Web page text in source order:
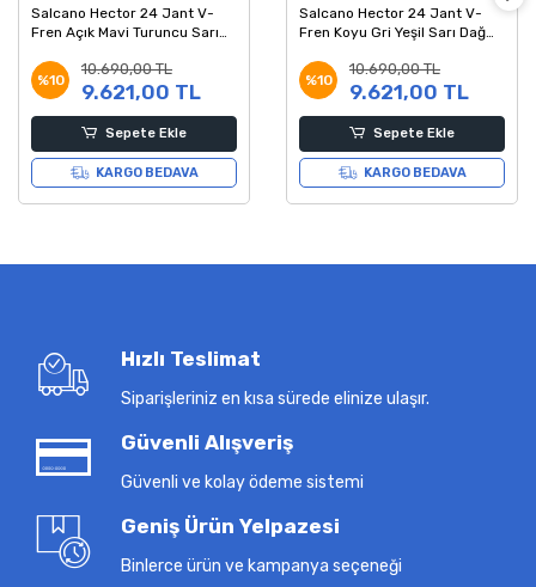
Salcano Hector 24 Jant V-
Fren Açık Mavi Turuncu Sarı
%10
10.690,00 TL
9.621,00 TL
Sepete Ekle
KARGO BEDAVA
Salcano Hector 24 Jant V-
Fren Koyu Gri Yeşil Sarı Dağ
%10
10.690,00 TL
9.621,00 TL
Sepete Ekle
KARGO BEDAVA
Hızlı Teslimat
Siparişleriniz en kısa sürede elinize ulaşır.
Güvenli Alışveriş
Güvenli ve kolay ödeme sistemi
Geniş Ürün Yelpazesi
Binlerce ürün ve kampanya seçeneği